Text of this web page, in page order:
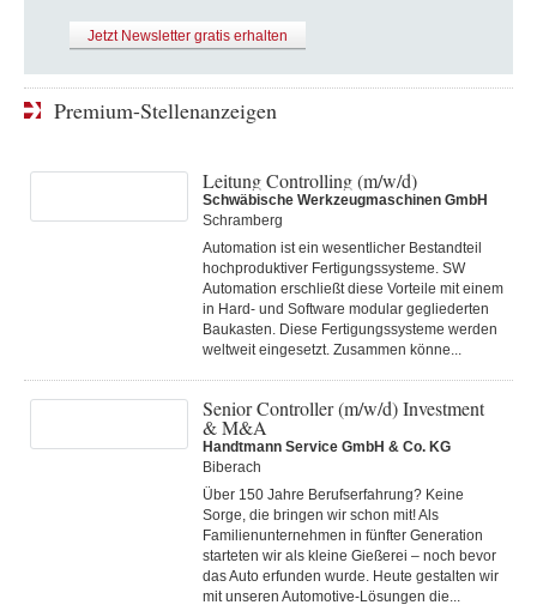
Jetzt Newsletter gratis erhalten
Premium-Stellenanzeigen
Leitung Controlling (m/w/d)
Schwäbische Werkzeugmaschinen GmbH
Schramberg
Automation ist ein wesentlicher Bestandteil
hochproduktiver Fertigungssysteme. SW
Automation erschließt diese Vorteile mit einem
in Hard- und Software modular gegliederten
Baukasten. Diese Fertigungs­systeme werden
weltweit eingesetzt. Zusammen könne...
Senior Controller (m/w/d) Investment
& M&A
Handtmann Service GmbH & Co. KG
Biberach
Über 150 Jahre Berufserfahrung? Keine
Sorge, die bringen wir schon mit! Als
Familienunternehmen in fünfter Generation
starteten wir als kleine Gießerei – noch bevor
das Auto erfunden wurde. Heute gestalten wir
mit unseren Automotive-Lösungen die...